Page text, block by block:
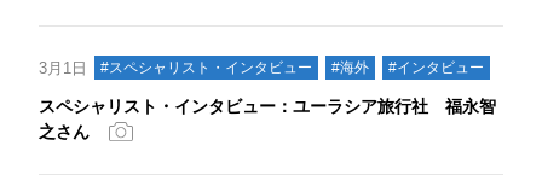
3月1日 #スペシャリスト・インタビュー #海外 #インタビュー
スペシャリスト・インタビュー：ユーラシア旅行社 福永智
之さん